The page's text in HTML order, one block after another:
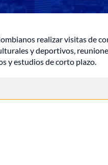
realizar visitas de
y deportivos,
y estudios de corto plazo.